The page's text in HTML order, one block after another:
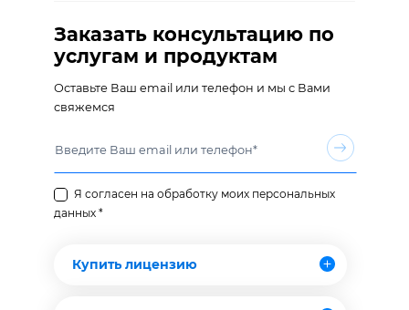
Заказать консультацию по
услугам и продуктам
Оставьте Ваш email или телефон и мы с Вами
свяжемся
Я согласен на обработку моих персональных
данных *
Купить лицензию